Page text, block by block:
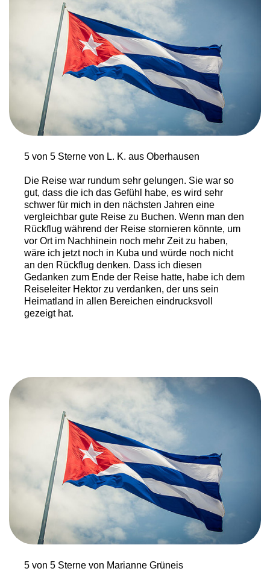
5 von 5 Sterne von L. K. aus Oberhausen
Die Reise war rundum sehr gelungen. Sie war so
gut, dass die ich das Gefühl habe, es wird sehr
schwer für mich in den nächsten Jahren eine
vergleichbar gute Reise zu Buchen. Wenn man den
Rückflug während der Reise stornieren könnte, um
vor Ort im Nachhinein noch mehr Zeit zu haben,
wäre ich jetzt noch in Kuba und würde noch nicht
an den Rückflug denken. Dass ich diesen
Gedanken zum Ende der Reise hatte, habe ich dem
Reiseleiter Hektor zu verdanken, der uns sein
Heimatland in allen Bereichen eindrucksvoll
gezeigt hat.
5 von 5 Sterne von Marianne Grüneis